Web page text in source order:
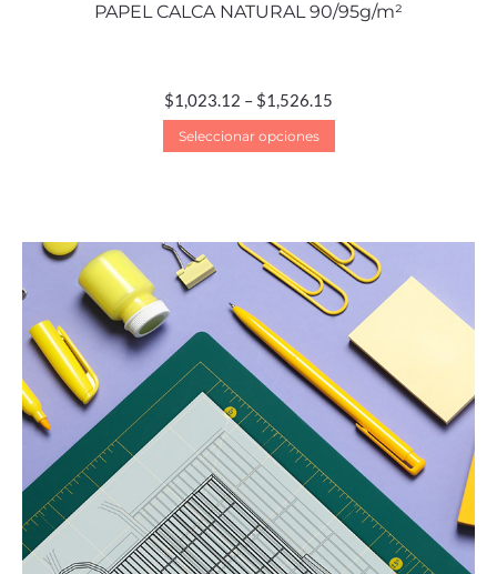
PAPEL CALCA NATURAL 90/95g/m²
$1,023.12 – $1,526.15
Seleccionar opciones